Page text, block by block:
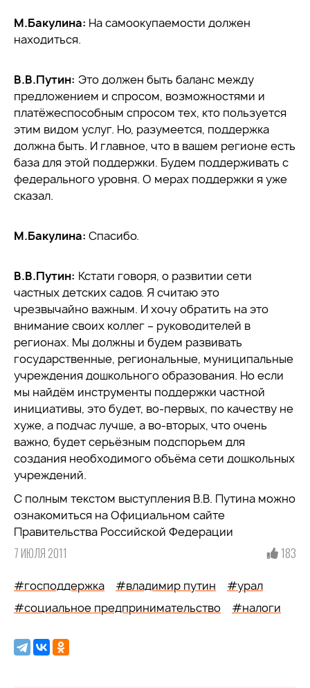
М.Бакулина: На самоокупаемости должен
находиться.
В.В.Путин: Это должен быть баланс между
предложением и спросом, возможностями и
платёжеспособным спросом тех, кто пользуется
этим видом услуг. Но, разумеется, поддержка
должна быть. И главное, что в вашем регионе есть
база для этой поддержки. Будем поддерживать с
федерального уровня. О мерах поддержки я уже
сказал.
М.Бакулина: Спасибо.
В.В.Путин: Кстати говоря, о развитии сети
частных детских садов. Я считаю это
чрезвычайно важным. И хочу обратить на это
внимание своих коллег – руководителей в
регионах. Мы должны и будем развивать
государственные, региональные, муниципальные
учреждения дошкольного образования. Но если
мы найдём инструменты поддержки частной
инициативы, это будет, во-первых, по качеству не
хуже, а подчас лучше, а во-вторых, что очень
важно, будет серьёзным подспорьем для
создания необходимого объёма сети дошкольных
учреждений.
С полным текстом выступления В.В. Путина можно
ознакомиться на Официальном сайте
Правительства Российской Федерации
7 ИЮЛЯ 2011 183
#господдержка #владимир путин
#урал
#социальное предпринимательство
#налоги